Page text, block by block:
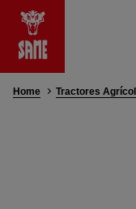
Home Tractores